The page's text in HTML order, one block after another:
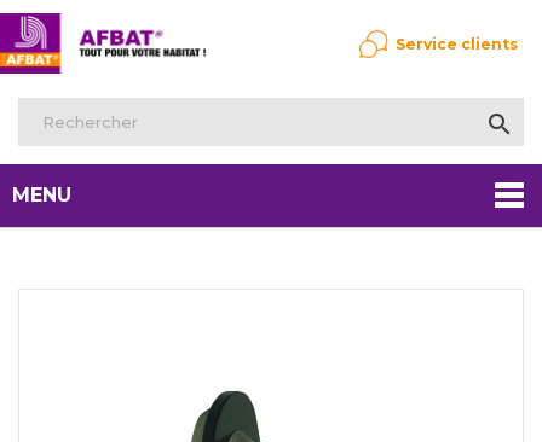

Service clients
MENU